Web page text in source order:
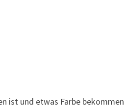
ist und etwas Farbe bekommen